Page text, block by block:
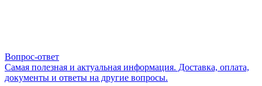
Вопрос-ответ
Самая полезная и актуальная информация. Доставка, оплата,
документы и ответы на другие вопросы.